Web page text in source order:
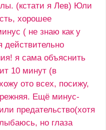
(кстати я Лев) Юли
хорошее
( не знаю как у
действительно
я сама объяснить
10 минут (в
ото всех, посижу,
Ещё минус-
предательство(хотя
но глаза